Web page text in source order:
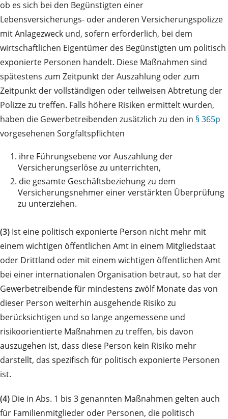
ob es sich bei den Begünstigten einer
Lebensversicherungs- oder anderen Versicherungspolizze
mit Anlagezweck und, sofern erforderlich, bei dem
wirtschaftlichen Eigentümer des Begünstigten um politisch
exponierte Personen handelt. Diese Maßnahmen sind
spätestens zum Zeitpunkt der Auszahlung oder zum
Zeitpunkt der vollständigen oder teilweisen Abtretung der
Polizze zu treffen. Falls höhere Risiken ermittelt wurden,
haben die Gewerbetreibenden zusätzlich zu den in § 365p
vorgesehenen Sorgfaltspflichten
1. ihre Führungsebene vor Auszahlung der
Versicherungserlöse zu unterrichten,
2. die gesamte Geschäftsbeziehung zu dem
Versicherungsnehmer einer verstärkten Überprüfung
zu unterziehen.
(3) Ist eine politisch exponierte Person nicht mehr mit
einem wichtigen öffentlichen Amt in einem Mitgliedstaat
oder Drittland oder mit einem wichtigen öffentlichen Amt
bei einer internationalen Organisation betraut, so hat der
Gewerbetreibende für mindestens zwölf Monate das von
dieser Person weiterhin ausgehende Risiko zu
berücksichtigen und so lange angemessene und
risikoorientierte Maßnahmen zu treffen, bis davon
auszugehen ist, dass diese Person kein Risiko mehr
darstellt, das spezifisch für politisch exponierte Personen
ist.
(4) Die in Abs. 1 bis 3 genannten Maßnahmen gelten auch
für Familienmitglieder oder Personen, die politisch